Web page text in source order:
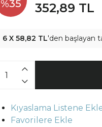
%35 352,89 TL
6 X 58,82 TL'den başlayan
Kıyaslama Listene
Favorilere Ekle